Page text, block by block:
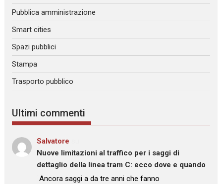
Pubblica amministrazione
Smart cities
Spazi pubblici
Stampa
Trasporto pubblico
Ultimi commenti
Salvatore
Nuove limitazioni al traffico per i saggi di
dettaglio della linea tram C: ecco dove e quando
: “
Ancora saggi a da tre anni che fanno